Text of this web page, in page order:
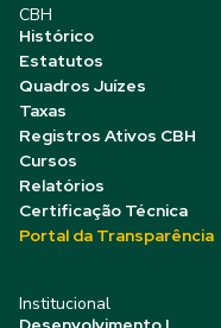
CBH
Histórico
Estatutos
Quadros Juízes
Taxas
Registros Ativos CBH
Cursos
Relatórios
Certificação Técnica
Portal da Transparência
Institucional